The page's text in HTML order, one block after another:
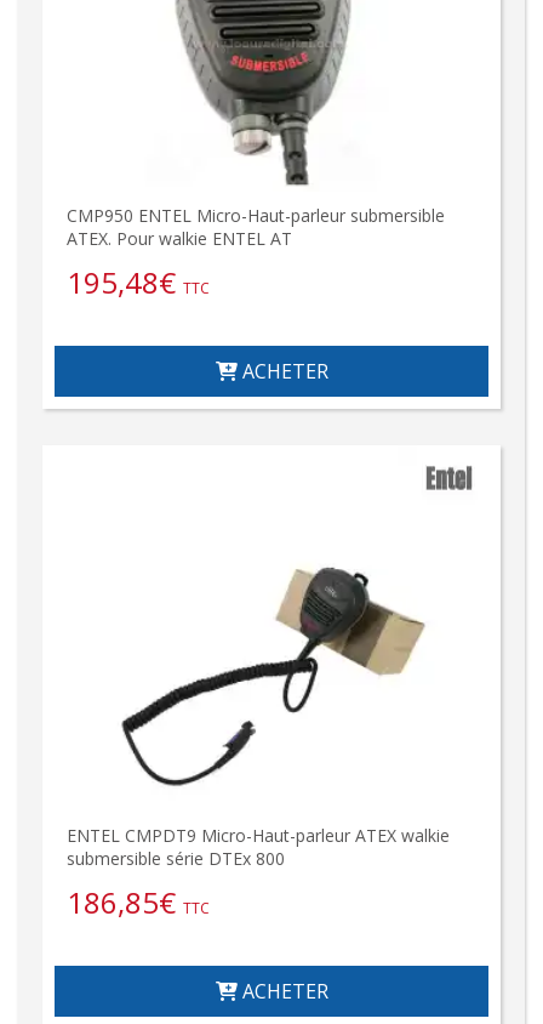
CMP950 ENTEL Micro-Haut-parleur submersible
ATEX. Pour walkie ENTEL AT
195,48€ TTC
ACHETER
ENTEL CMPDT9 Micro-Haut-parleur ATEX walkie
submersible série DTEx 800
186,85€ TTC
ACHETER